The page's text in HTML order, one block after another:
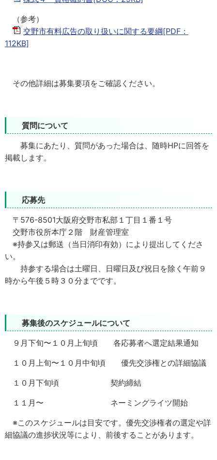
（参考）
交野市有料広告の取り扱いに関する要綱[PDF：
112KB]
その他詳細は募集要項をご確認ください。
質問について
募集にあたり、質問があった場合は、随時HPに回答を
掲載します。
応募先
〒 576-8501大阪府交野市私部１丁目１番１号
交野市役所本庁２階 財産管理室
※持参又は郵送 （当日消印有効） により提出してくださ
い。
持参する場合は土曜日、日曜日及び祝日を除く 午前９
時から午後５時３０分までです。
募集後のスケジュールについて
９月下旬〜１０月上旬頃 各応募者へ選定結果通知
１０月上旬〜１０月中旬頃 優先交渉権との詳細協議
１０月下旬頃 契約締結
１１ 月〜 ネーミングライツ開始
※このスケジュールは目安です。優先交渉権者の選定や詳
細協議の進捗状況等により、前後することがあります。